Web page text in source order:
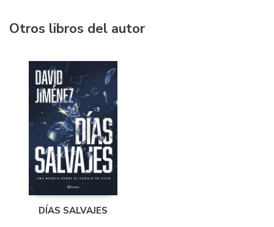
Otros libros del autor
DÍAS SALVAJES